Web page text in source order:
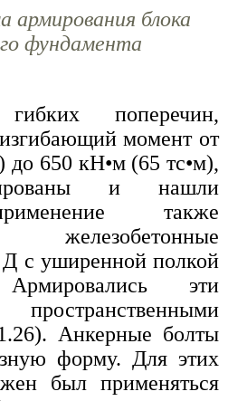
армирования блока
фундамента
поперечин,
момент от
до 650 кН•м (65 тс•м),
и нашли
также
с уширенной полкой
эти
Анкерные болты
форму. Для этих
был применяться